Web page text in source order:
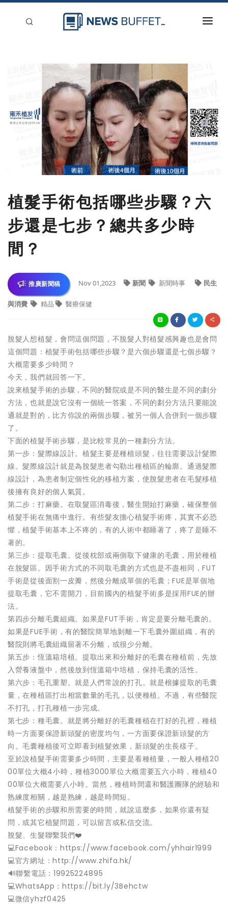
刊登
植髮手術包括哪些步驟？六
步還是七步？總共多少時
間？
推廣新聞稿 Nov 01,2023 新聞 新聞時事 民生
與消費 精品 醫療保健
脫髮人想植髮，會問這個問題，不脫髮人對植髮感興趣也是會問
這個問題：植髮手術包括哪些步驟？是六個步驟還是七個步驟？
大概需要多少時間？
今天，我們就回答一下。
說來植髮手術的步驟，不同的醫院或是不同的醫生是不同的劃分
方法，也就是說它沒有一個統一答案，不同的劃分方法只要能說
通就是對的，比方你說的兩個步驟，被另一個人合併到一個步驟
了。
下面的植髮手術步驟，是比較常見的一種劃分方法。
第一步：髮際線設計。植髮主要是種植頭髮，往往需要設計髮際
線。髮際線設計就是為脫髮患者勾勒出種植區的輪廓。通過髮際
線設計，為患者制定個性化的移植方案，使脫髮患者在毛髮移植
後擁有良好的個人氣質。
第二步：打麻藥。在取髮區消毒後，醫生開始打麻藥，確保整個
植髮手術在無痛中進行。有些髮友擔心植髮手術疼，其實不必恐
懼，植髮手術基本上不疼的，有的人術中都睡著了，疼了是睡不
著的。
第三步：提取毛囊。從後枕部或兩側取下健康的毛囊，用於種植
在脫髮區。因手術方式的不同取毛囊的方式也是不盡相同，FUT
手術是從後面割一皮瓣，然後分離成單個的毛囊；FUE是單個地
提取毛囊，它不需開刀，目前國內的植髮手術多是採用FUE的辦
法。
第四步分離毛囊組織。如果是FUT手術，肯定是要分離毛囊的。
如果是FUE手術，有的醫院簡單地剝離一下毛囊外圍組織，有的
醫院則將毛囊組織留著不分離，或很少分離。
第五步：恆溫箱培植。提取出來和分離好的毛囊在種植前，先放
入營養液盤中，然後放到恆溫箱中培植，保持毛囊的活性。
第六步：毛孔重塑。就是人們常說的打孔。就是根據提取的毛囊
量，在種植區打出相當數量的毛孔，以便種植。不過，有些醫院
不打孔，打孔種植一步完成。
第七步：種毛囊。就是將分離好的毛囊種植在打好的孔裡，種植
時一方面要保證新頭髮的密度均勻，一方面要保證新頭髮的方
向。毛囊種植後可立即看到植髮效果，新頭髮的生長樣子。
至於說植髮手術需要多少時間，主要是看種植量，一般人種植20
00單位大概4小時，種植3000單位大概需要五六小時，種植40
00單位大概需要八小時。當然，種植時間還和醫護團隊的經驗和
熟練度相關，越是熟練，越是時間短。
植髮手術的步驟和所需要的時間，就說這麼多，如果你還有疑
問，或其它植髮問題，可以留言或私信交流。
脫髮、生髮聯繫我們❤️
💻Facebook：https://www.facebook.com/yhhair1999
💻官方網址：http://www.zhifa.hk/
️🔊聯繫電話：19925224895
💻WhatsApp：https://bit.ly/3Behctw
💻微信yhzf0425